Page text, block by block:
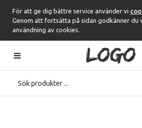
För att ge dig bättre service använder vi
Genom att fortsätta på sidan godkänner du
användning av cookies.